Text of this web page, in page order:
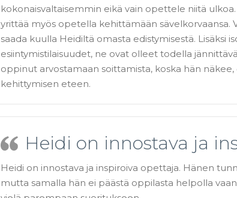
kokonaisvaltaisemmin eikä vain opettele niitä
yrittää myös opetella kehittämään sävelkorvaansa.
saada kuulla Heidiltä omasta edistymisestä. Lisäksi
esiintymistilaisuudet, ne ovat olleet todella
oppinut arvostamaan soittamista, koska hän
kehittymisen eteen.
Heidi on innostava ja
Heidi on innostava ja inspiroiva opettaja. Hänen
mutta samalla hän ei päästä oppilasta helpolla